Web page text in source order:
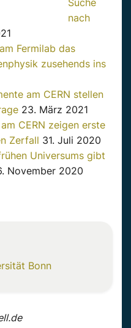
Suche
nach
Fermilab das
zusehends ins
am CERN stellen
23. März 2021
CERN zeigen erste
Zerfall 31. Juli 2020
Universums gibt
November 2020
Bonn